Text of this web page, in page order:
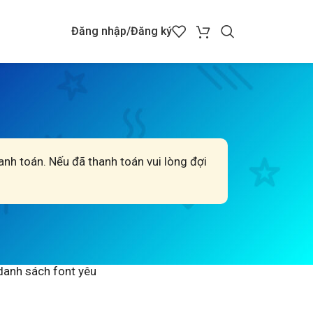
Đăng nhập/Đăng ký
toán. Nếu đã thanh toán vui lòng đợi
sách font yêu